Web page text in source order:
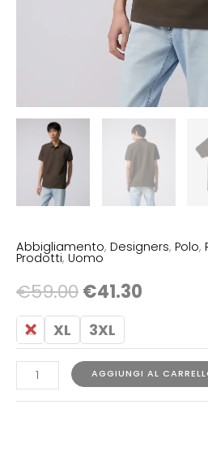
Abbigliamento, Designers, Polo,
Prodotti, Uomo
€59.00€41.30
L XL 3XL
AGGIUNGI AL